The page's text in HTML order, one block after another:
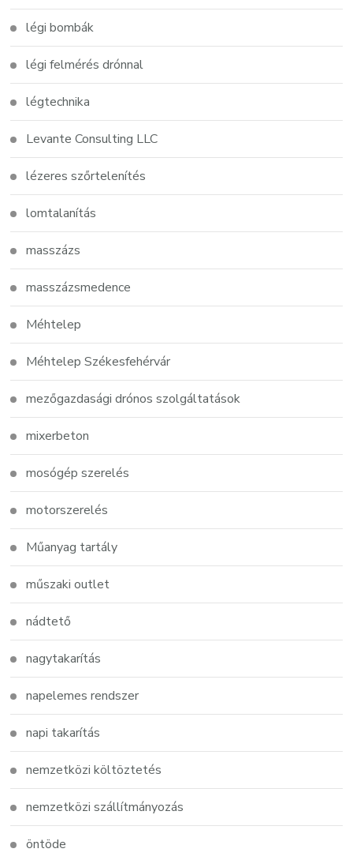
légi bombák
légi felmérés drónnal
légtechnika
Levante Consulting LLC
lézeres szőrtelenítés
lomtalanítás
masszázs
masszázsmedence
Méhtelep
Méhtelep Székesfehérvár
mezőgazdasági drónos szolgáltatások
mixerbeton
mosógép szerelés
motorszerelés
Műanyag tartály
műszaki outlet
nádtető
nagytakarítás
napelemes rendszer
napi takarítás
nemzetközi költöztetés
nemzetközi szállítmányozás
öntöde